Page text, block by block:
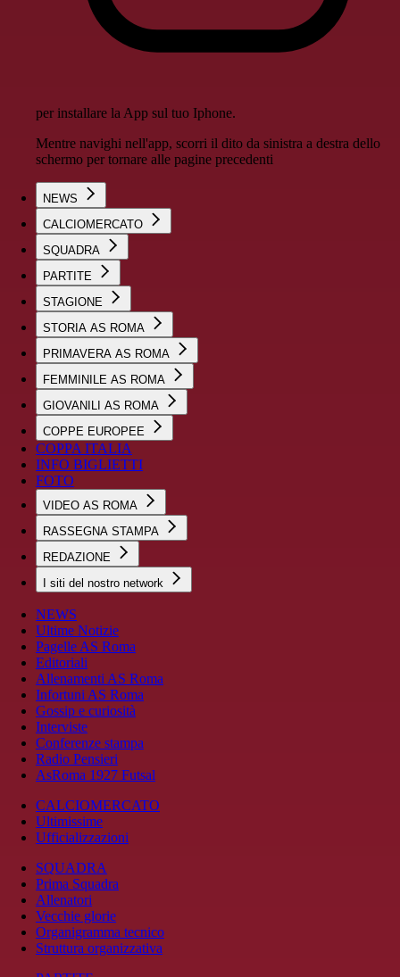
per installare la App sul tuo Iphone.
Mentre navighi nell'app, scorri il dito da sinistra a destra dello
schermo per tornare alle pagine precedenti
NEWS
CALCIOMERCATO
SQUADRA
PARTITE
STAGIONE
STORIA AS ROMA
PRIMAVERA AS ROMA
FEMMINILE AS ROMA
GIOVANILI AS ROMA
COPPE EUROPEE
COPPA ITALIA
INFO BIGLIETTI
FOTO
VIDEO AS ROMA
RASSEGNA STAMPA
REDAZIONE
I siti del nostro network
NEWS
Ultime Notizie
Pagelle AS Roma
Editoriali
Allenamenti AS Roma
Infortuni AS Roma
Gossip e curiosità
Interviste
Conferenze stampa
Radio Pensieri
AsRoma 1927 Futsal
CALCIOMERCATO
Ultimissime
Ufficializzazioni
SQUADRA
Prima Squadra
Allenatori
Vecchie glorie
Organigramma tecnico
Struttura organizzativa